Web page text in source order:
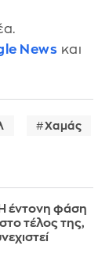
News και
Χαμάς
Η έντονη φάση
τέλος της,